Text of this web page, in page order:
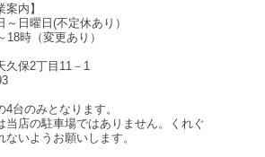
内】
曜日(不定休あり）
時（変更あり）
久保2丁目11－1
台のみとなります。
当店の駐車場ではありません。くれぐ
いようお願いします。